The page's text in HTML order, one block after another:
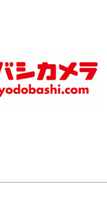
ベルローツ王国
答無用でいきな
り──!?